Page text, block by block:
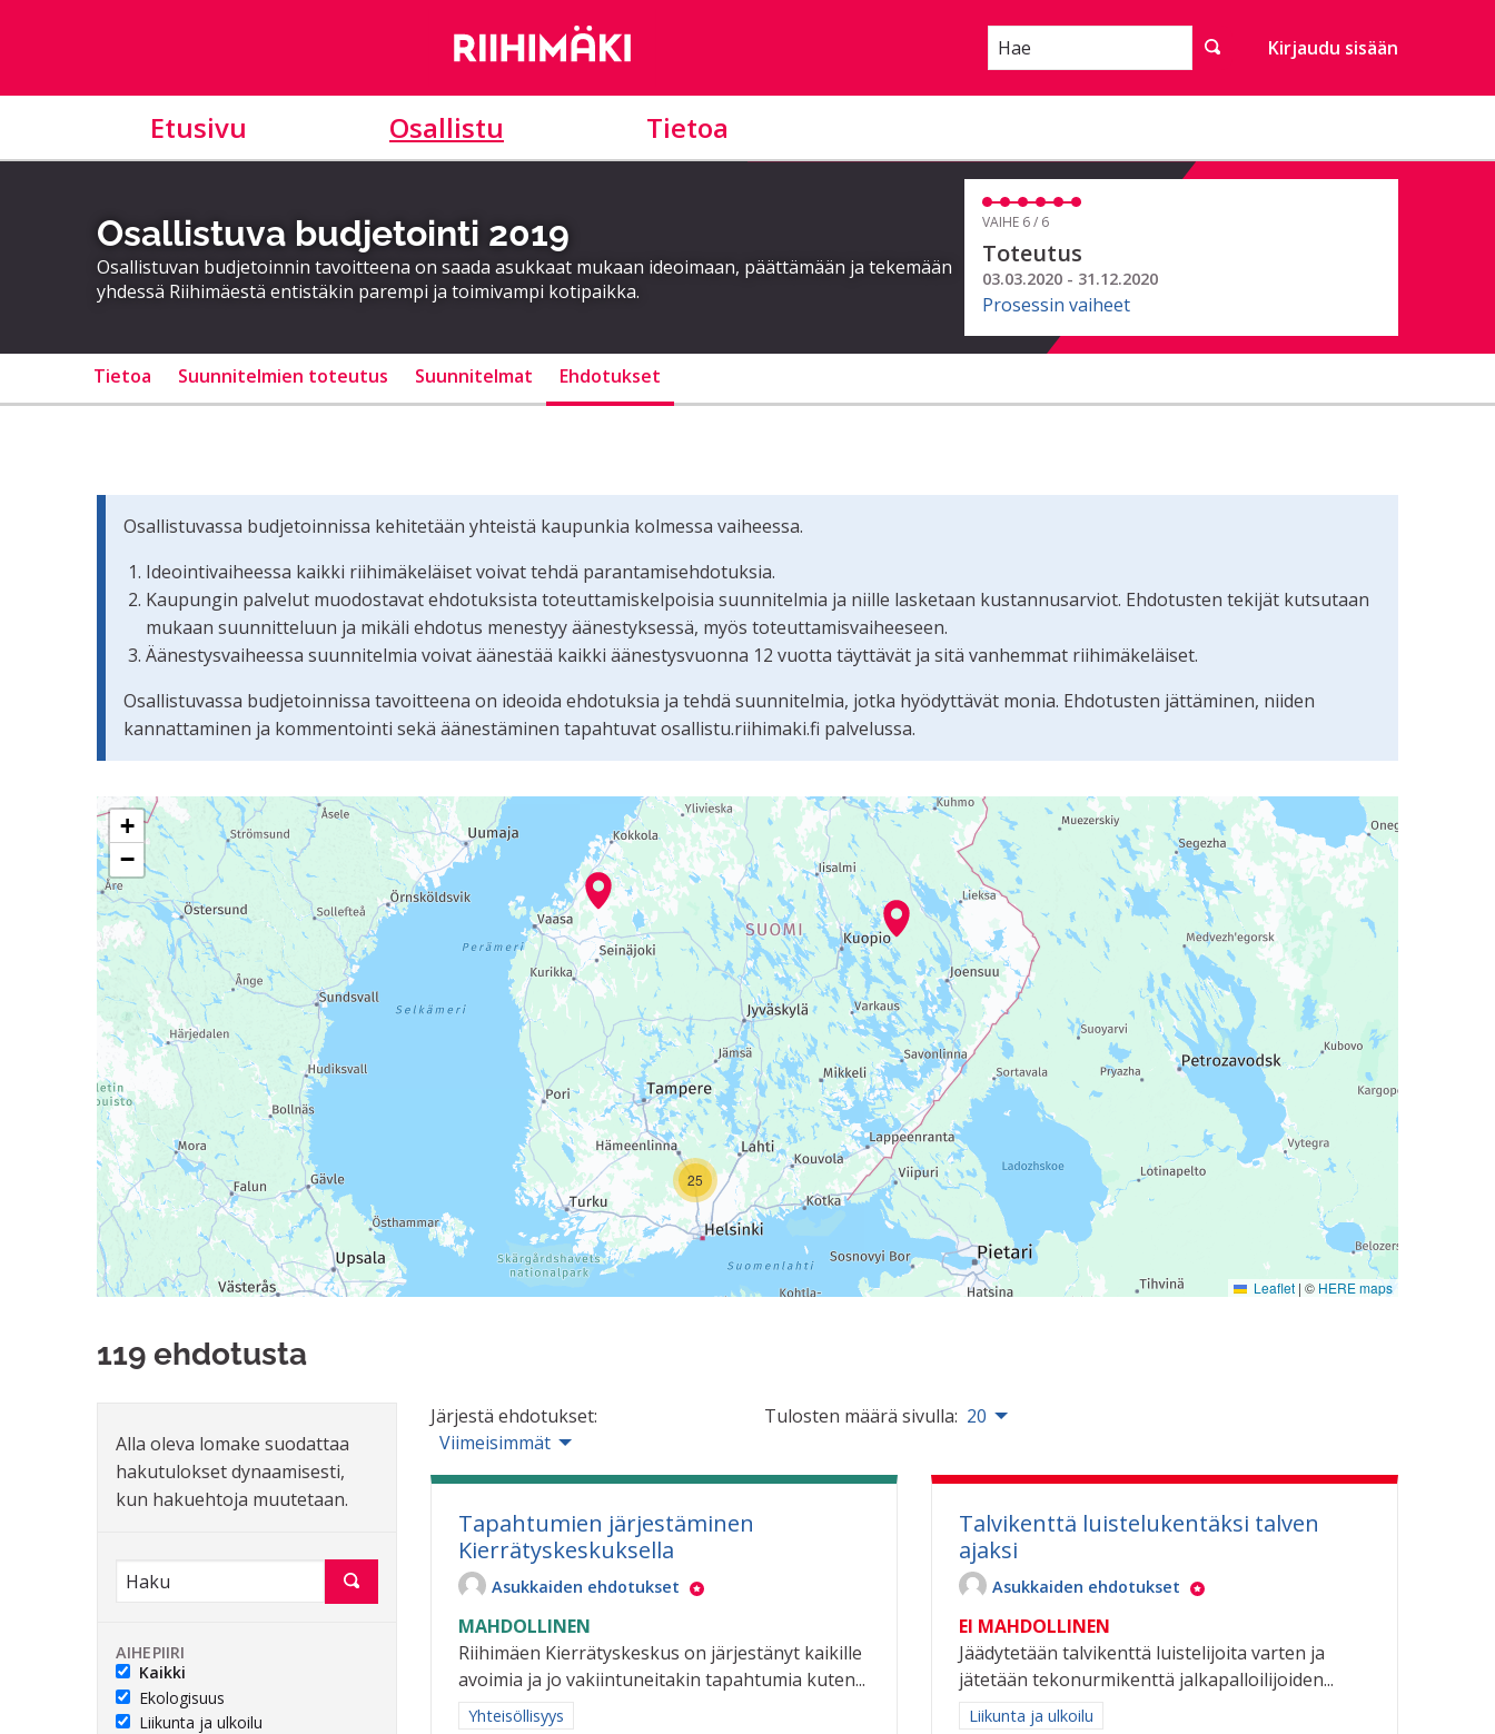
Hae Kirjaudu sisään
Etusivu Osallistu Tietoa
Osallistuva budjetointi 2019
Osallistuvan budjetoinnin tavoitteena on saada asukkaat mukaan ideoimaan, päättämään ja tekemään
yhdessä Riihimäestä entistäkin parempi ja toimivampi kotipaikka.
VAIHE 6 / 6
Toteutus
03.03.2020 - 31.12.2020
Prosessin vaiheet
Tietoa Suunnitelmien toteutus Suunnitelmat Ehdotukset
Osallistuvassa budjetoinnissa kehitetään yhteistä kaupunkia kolmessa vaiheessa.
Ideointivaiheessa kaikki riihimäkeläiset voivat tehdä parantamisehdotuksia.
Kaupungin palvelut muodostavat ehdotuksista toteuttamiskelpoisia suunnitelmia ja niille lasketaan kustannusarviot. Ehdotusten tekijät kutsutaan
mukaan suunnitteluun ja mikäli ehdotus menestyy äänestyksessä, myös toteuttamisvaiheeseen.
Äänestysvaiheessa suunnitelmia voivat äänestää kaikki äänestysvuonna 12 vuotta täyttävät ja sitä vanhemmat riihimäkeläiset.
Osallistuvassa budjetoinnissa tavoitteena on ideoida ehdotuksia ja tehdä suunnitelmia, jotka hyödyttävät monia. Ehdotusten jättäminen, niiden
kannattaminen ja kommentointi sekä äänestäminen tapahtuvat osallistu.riihimaki.fi palvelussa.
Seuraavassa elementissä on kartta, joka esittää tämän sivun tietueet karttapisteinä. Elementtiä voi käyttää ruudunlukijalla, mutta se voi olla vaikeaselkoinen.
25
+
−
Leaflet | © HERE maps
119 ehdotusta
Alla oleva lomake suodattaa
hakutulokset dynaamisesti,
kun hakuehtoja muutetaan.
AIHEPIIRI
Kaikki
Ekologisuus
Liikunta ja ulkoilu
Järjestä ehdotukset:
Viimeisimmät
Tulosten määrä sivulla: 20
Tapahtumien järjestäminen
Kierrätyskeskuksella
Asukkaiden ehdotukset
MAHDOLLINEN
Riihimäen Kierrätyskeskus on järjestänyt kaikille
avoimia ja jo vakiintuneitakin tapahtumia kuten...
Rajaa tulokset aihepiirin mukaan: Yhteisöllisyys
Yhteisöllisyys
Talvikenttä luistelukentäksi talven
ajaksi
Asukkaiden ehdotukset
EI MAHDOLLINEN
Jäädytetään talvikenttä luistelijoita varten ja
jätetään tekonurmikenttä jalkapalloilijoiden...
Rajaa tulokset aihepiirin mukaan: Liikunta ja ulkoilu
Liikunta ja ulkoilu